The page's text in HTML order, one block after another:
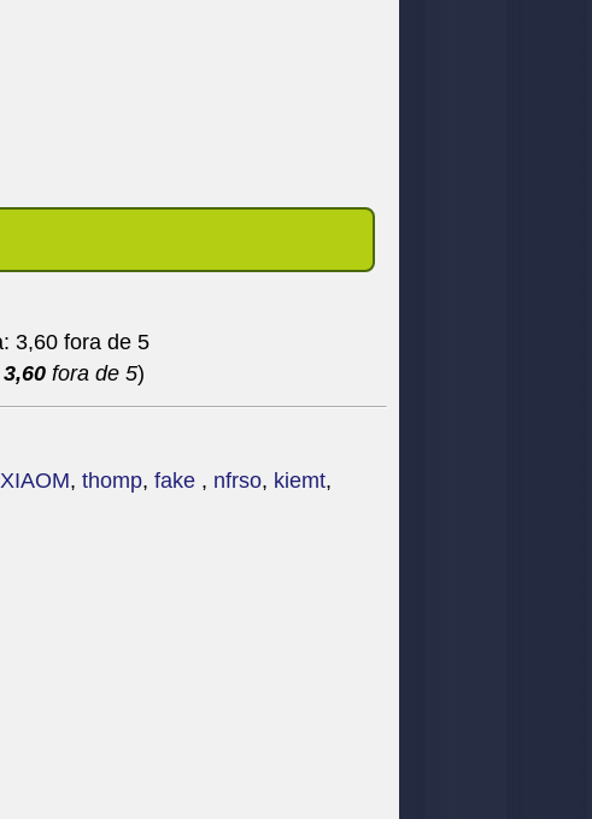
3,60 fora de 5)
XIAOM, thomp, fake , nfrso, kiemt,